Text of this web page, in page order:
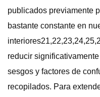
publicados previamente
bastante constante en
reducir
sesgos y factores de
recopilados. Para